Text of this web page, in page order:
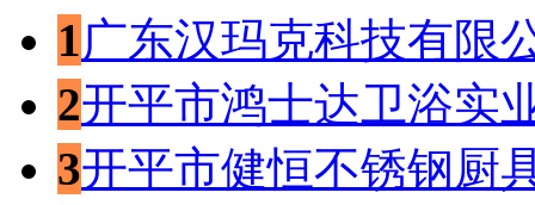
1 广东汉玛克科技有限
2开平市鸿士达卫浴实
3开平市健恒不锈钢厨